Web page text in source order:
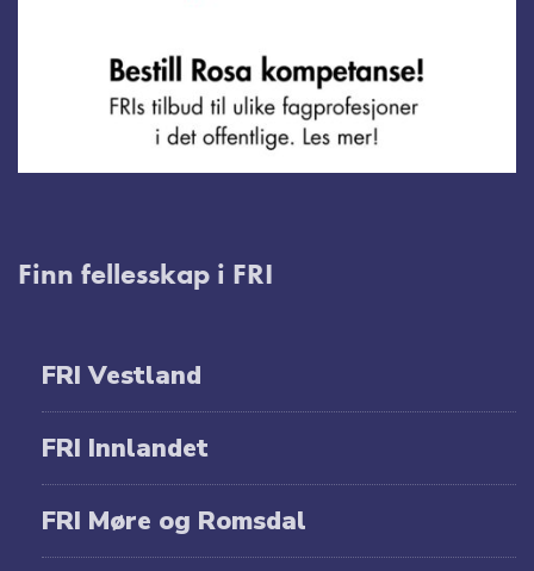
Finn fellesskap i FRI
FRI Vestland
FRI Innlandet
FRI Møre og Romsdal